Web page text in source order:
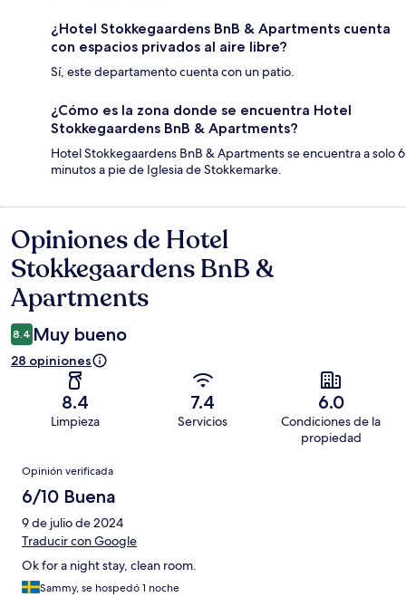
¿Hotel Stokkegaardens BnB & Apartments cuenta
con espacios privados al aire libre?
Sí, este departamento cuenta con un patio.
¿Cómo es la zona donde se encuentra Hotel
Stokkegaardens BnB & Apartments?
Hotel Stokkegaardens BnB & Apartments se encuentra a solo 6
minutos a pie de Iglesia de Stokkemarke.
Opiniones
Opiniones de Hotel
Stokkegaardens BnB &
Apartments
8.4 Muy bueno
28 opiniones
8.4
Limpieza
7.4
Servicios
6.0
Condiciones de la
propiedad
Opiniones
Opinión verificada
6/10 Buena
9 de julio de 2024
Traducir con Google
Ok for a night stay, clean room.
Sammy, se hospedó 1 noche